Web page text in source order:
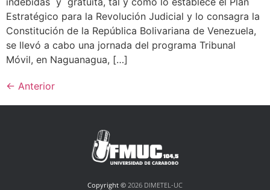
Estratégico para la Revolución Judicial y lo consagra la
Constitución de la República Bolivariana de Venezuela,
se llevó a cabo una jornada del programa Tribunal
Móvil, en Naguanagua, […]
← Anterior
Copyright © 2026 DIMETEL-UC